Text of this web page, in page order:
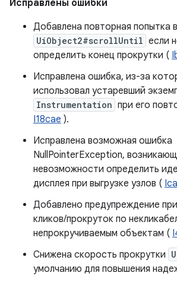
Исправлены ошибки
Добавлена ​​повторная попытка в
UiObject2#scrollUntil если
определить конец прокрутки (
Исправлена ​​ошибка, из-за
использовал устаревший
Instrumentation при его
I18cae ).
Исправлена ​​возможная ошибка
NullPointerException,
невозможности определить
дисплея при выгрузке узлов (
Добавлено предупреждение
кликов/прокруток по
непрокручиваемым объектам (
Снижена скорость прокрутки
умолчанию для повышения